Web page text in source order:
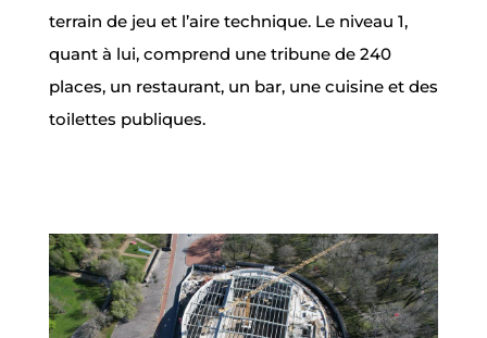
terrain de jeu et l’aire technique. Le niveau 1,
quant à lui, comprend une tribune de 240
places, un restaurant, un bar, une cuisine et des
toilettes publiques.